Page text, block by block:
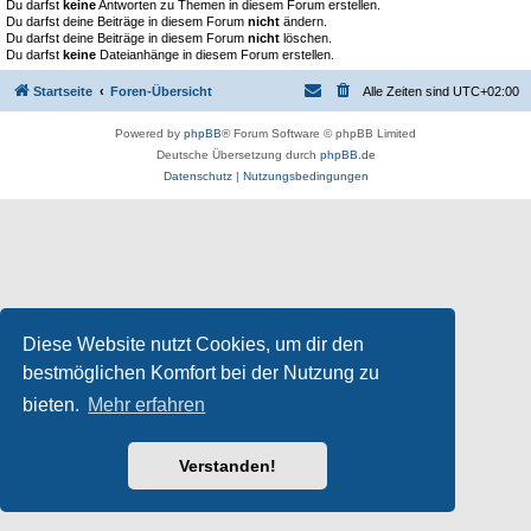
Diese Website nutzt Cookies, um dir den
bestmöglichen Komfort bei der Nutzung zu
bieten. Mehr erfahren
Verstanden!
Du darfst keineAntworten zu Themen in diesem Forum erstellen.
Du darfst deine Beiträge in diesem Forum nicht ändern.
Du darfst deine Beiträge in diesem Forum nicht löschen.
Du darfst keine Dateianhänge in diesem Forum erstellen.
Startseite Foren-Übersicht Alle Zeiten sind UTC+02:00
Powered by phpBB® Forum Software © phpBB Limited
Deutsche Übersetzung durch phpBB.de
Datenschutz| Nutzungsbedingungen